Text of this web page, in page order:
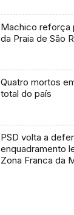
Machico reforça
da Praia de São
Quatro mortos
total do país
PSD volta a
enquadramento
Zona Franca da